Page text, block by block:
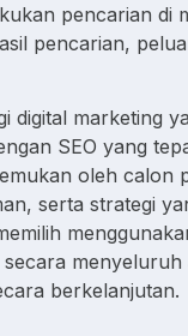
pencarian di
pencarian,
digital marketing
SEO yang
oleh calon
serta strategi
berkelanjutan.